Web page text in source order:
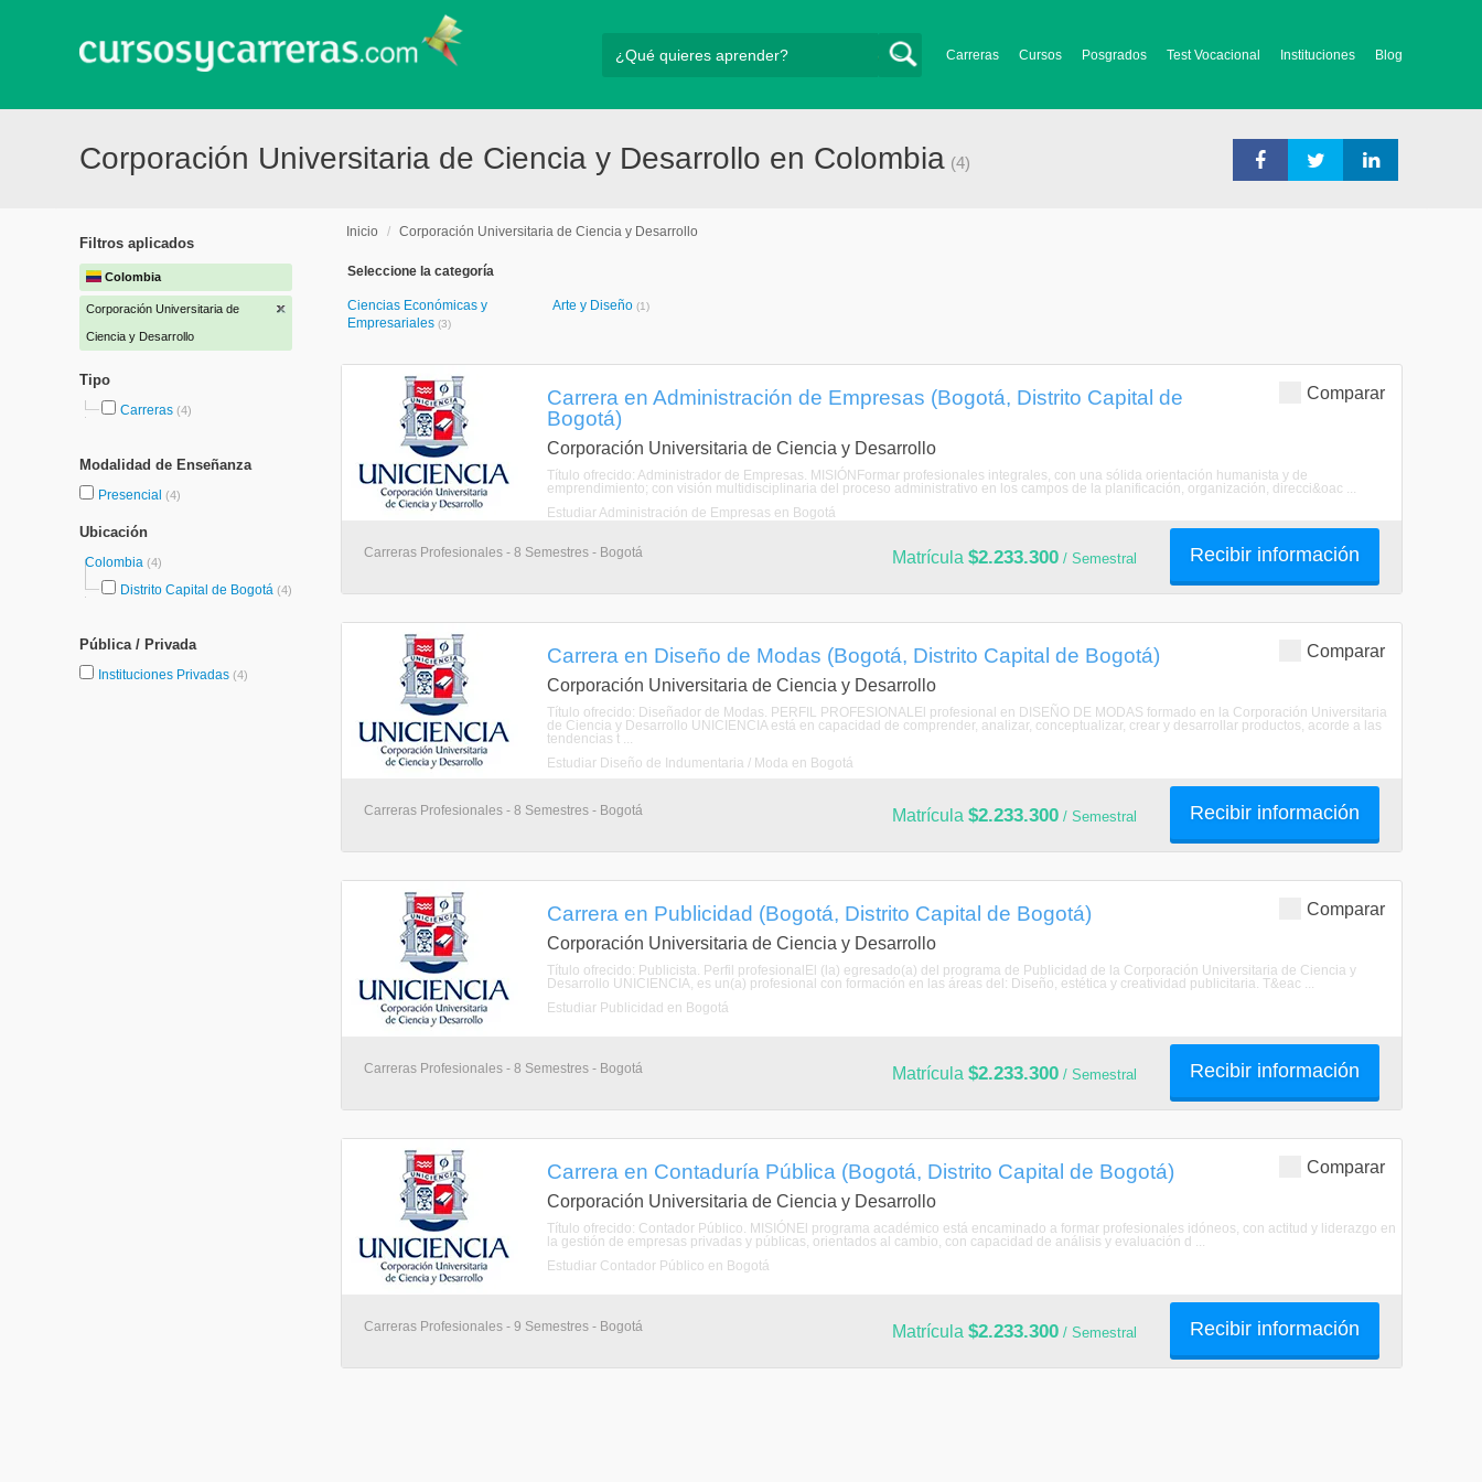
Carreras Cursos Posgrados Test Vocacional Instituciones Blog
Corporación Universitaria de Ciencia y Desarrollo en Colombia (4)
Filtros aplicados
Colombia
Corporación Universitaria de
Ciencia y Desarrollo
Tipo
Carreras (4)
Modalidad de Enseñanza
Presencial (4)
Ubicación
Colombia (4)
Distrito Capital de Bogotá (4)
Pública / Privada
Instituciones Privadas (4)
Inicio / Corporación Universitaria de Ciencia y Desarrollo
Seleccione la categoría
Ciencias Económicas y
Empresariales (3)
Arte y Diseño (1)
Comparar
Carrera en Administración de Empresas (Bogotá, Distrito Capital de
Bogotá)
Corporación Universitaria de Ciencia y Desarrollo
Título ofrecido: Administrador de Empresas. MISIÓNFormar profesionales integrales, con una sólida orientación humanista y de
emprendimiento; con visión multidisciplinaria del proceso administrativo en los campos de la planificación, organización, direcci&oac ...
Estudiar Administración de Empresas en Bogotá
Carreras Profesionales - 8 Semestres - Bogotá Recibir información
Matrícula $2.233.300 / Semestral
Comparar
Carrera en Diseño de Modas (Bogotá, Distrito Capital de Bogotá)
Corporación Universitaria de Ciencia y Desarrollo
Título ofrecido: Diseñador de Modas. PERFIL PROFESIONALEl profesional en DISEÑO DE MODAS formado en la Corporación Universitaria
de Ciencia y Desarrollo UNICIENCIA está en capacidad de comprender, analizar, conceptualizar, crear y desarrollar productos, acorde a las
tendencias t ...
Estudiar Diseño de Indumentaria / Moda en Bogotá
Carreras Profesionales - 8 Semestres - Bogotá Recibir información
Matrícula $2.233.300 / Semestral
Comparar
Carrera en Publicidad (Bogotá, Distrito Capital de Bogotá)
Corporación Universitaria de Ciencia y Desarrollo
Título ofrecido: Publicista. Perfil profesionalEl (la) egresado(a) del programa de Publicidad de la Corporación Universitaria de Ciencia y
Desarrollo UNICIENCIA, es un(a) profesional con formación en las áreas del: Diseño, estética y creatividad publicitaria. T&eac ...
Estudiar Publicidad en Bogotá
Carreras Profesionales - 8 Semestres - Bogotá Recibir información
Matrícula $2.233.300 / Semestral
Comparar
Carrera en Contaduría Pública (Bogotá, Distrito Capital de Bogotá)
Corporación Universitaria de Ciencia y Desarrollo
Título ofrecido: Contador Público. MISIÓNEl programa académico está encaminado a formar profesionales idóneos, con actitud y liderazgo en
la gestión de empresas privadas y públicas, orientados al cambio, con capacidad de análisis y evaluación d ...
Estudiar Contador Público en Bogotá
Carreras Profesionales - 9 Semestres - Bogotá Recibir información
Matrícula $2.233.300 / Semestral